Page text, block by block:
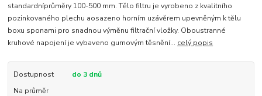
standardníprůměry 100-500 mm. Tělo filtru je vyrobeno z kvalitního
pozinkovaného plechu aosazeno horním uzávěrem upevněným k tělu
boxu sponami pro snadnou výměnu filtrační vložky. Oboustranné
kruhové napojení je vybaveno gumovým těsnění... celý popis
Dostupnost
do 3 dnů
Na průměr